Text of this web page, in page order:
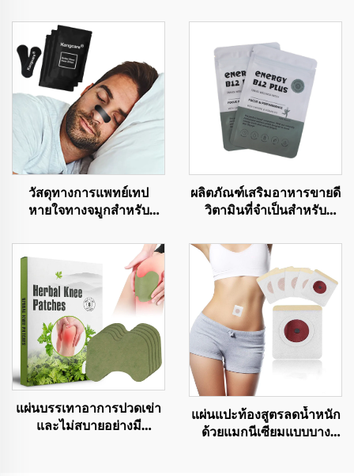
วัสดุทางการแพทย์เทป
หายใจทางจมูกสำหรับ
สำหรับบรรเทาการกรนและ
ช่วยการหายใจทางจมูก
ผลิตภัณฑ์เสริมอาหารขายดี
วิตามินที่จำเป็นสำหรับ
แปะผิวสำหรับการดูแล
สุขภาพ
แผ่นบรรเทาอาการปวดเข่า
และไม่สบายอย่างมี
แผ่นแปะท้องสูตรลดน้ำหนัก
ด้วยแมกนีเซียมแบบบาง